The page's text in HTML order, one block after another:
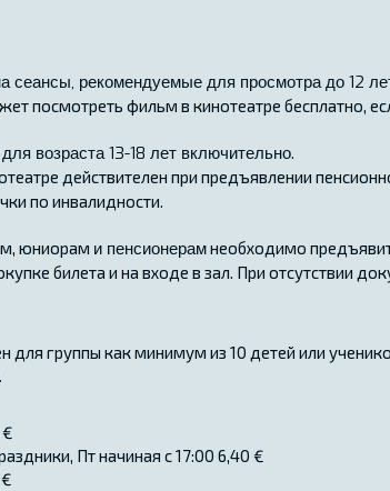
сеансы, рекомендуемые для просмотра до 12
посмотреть фильм в кинотеатре бесплатно,
возраста 13-18 лет включительно.
действителен при предъявлении
по инвалидности.
юниорам и пенсионерамнеобходимо
билета и на входе в зал. При отсутствии
для группы как минимум из 10 детей или
€
Пт начиная с 17:00 6,40 €